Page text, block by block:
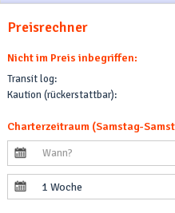
Preisrechner
Nicht im Preis inbegriffen:
Transit log:
Kaution (rückerstattbar):
Charterzeitraum (Samstag-
1 Woche